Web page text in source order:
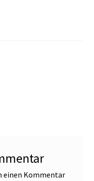
einen Kommentar